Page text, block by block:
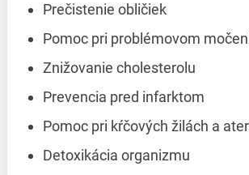
Prečistenie obličiek
Pomoc pri problémovom
Znižovanie cholesterolu
Prevencia pred infarktom
Pomoc pri kŕčových žilách a
Detoxikácia organizmu